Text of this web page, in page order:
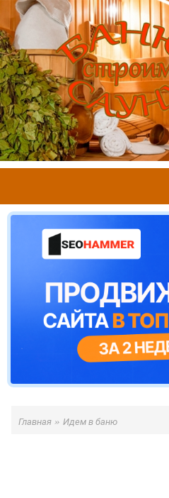
Главная » Идем в баню